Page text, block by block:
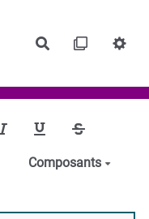
Rechercher
Composants